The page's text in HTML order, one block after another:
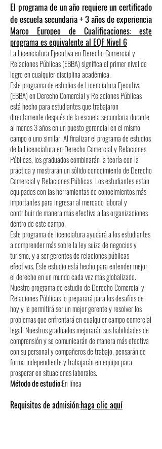
El programa de un año requiere un certificado
de escuela secundaria + 3 años de experiencia
Marco Europeo de Cualificaciones: este
programa es equivalente al EQF Nivel 6
La Licenciatura Ejecutiva en Derecho Comercial y
Relaciones Públicas (EBBA) significa el primer nivel de
logro en cualquier disciplina académica.
Este programa de estudios de Licenciatura Ejecutiva
(EBBA) en Derecho Comercial y Relaciones Públicas
está hecho para estudiantes que trabajaron
directamente después de la escuela secundaria durante
al menos 3 años en un puesto gerencial en el mismo
campo o uno similar. Al finalizar el programa de estudios
de la Licenciatura en Derecho Comercial y Relaciones
Públicas, los graduados combinarán la teoría con la
práctica y mostrarán un sólido conocimiento de Derecho
Comercial y Relaciones Públicas. Los estudiantes están
equipados con las herramientas de conocimientos más
importantes para ingresar al mercado laboral y
contribuir de manera más efectiva a las organizaciones
dentro de este campo.
Este programa de licenciatura ayudará a los estudiantes
a comprender más sobre la ley suiza de negocios y
turismo, y a ser gerentes de relaciones públicas
efectivos. Este estudio está hecho para entender mejor
el derecho en un mundo cada vez más globalizado.
Nuestro programa de estudio de Derecho Comercial y
Relaciones Públicas lo preparará para los desafíos de
hoy y le permitirá ser un mejor gerente y resolver los
problemas que enfrentará en cualquier campo comercial
legal. Nuestros graduados mejorarán sus habilidades de
comprensión y se comunicarán de manera más efectiva
con su personal y compañeros de trabajo, pensarán de
forma independiente y trabajarán en equipo para
prosperar en situaciones laborales.
Método de estudio:En línea
Requisitos de admisión:haga clic aquí